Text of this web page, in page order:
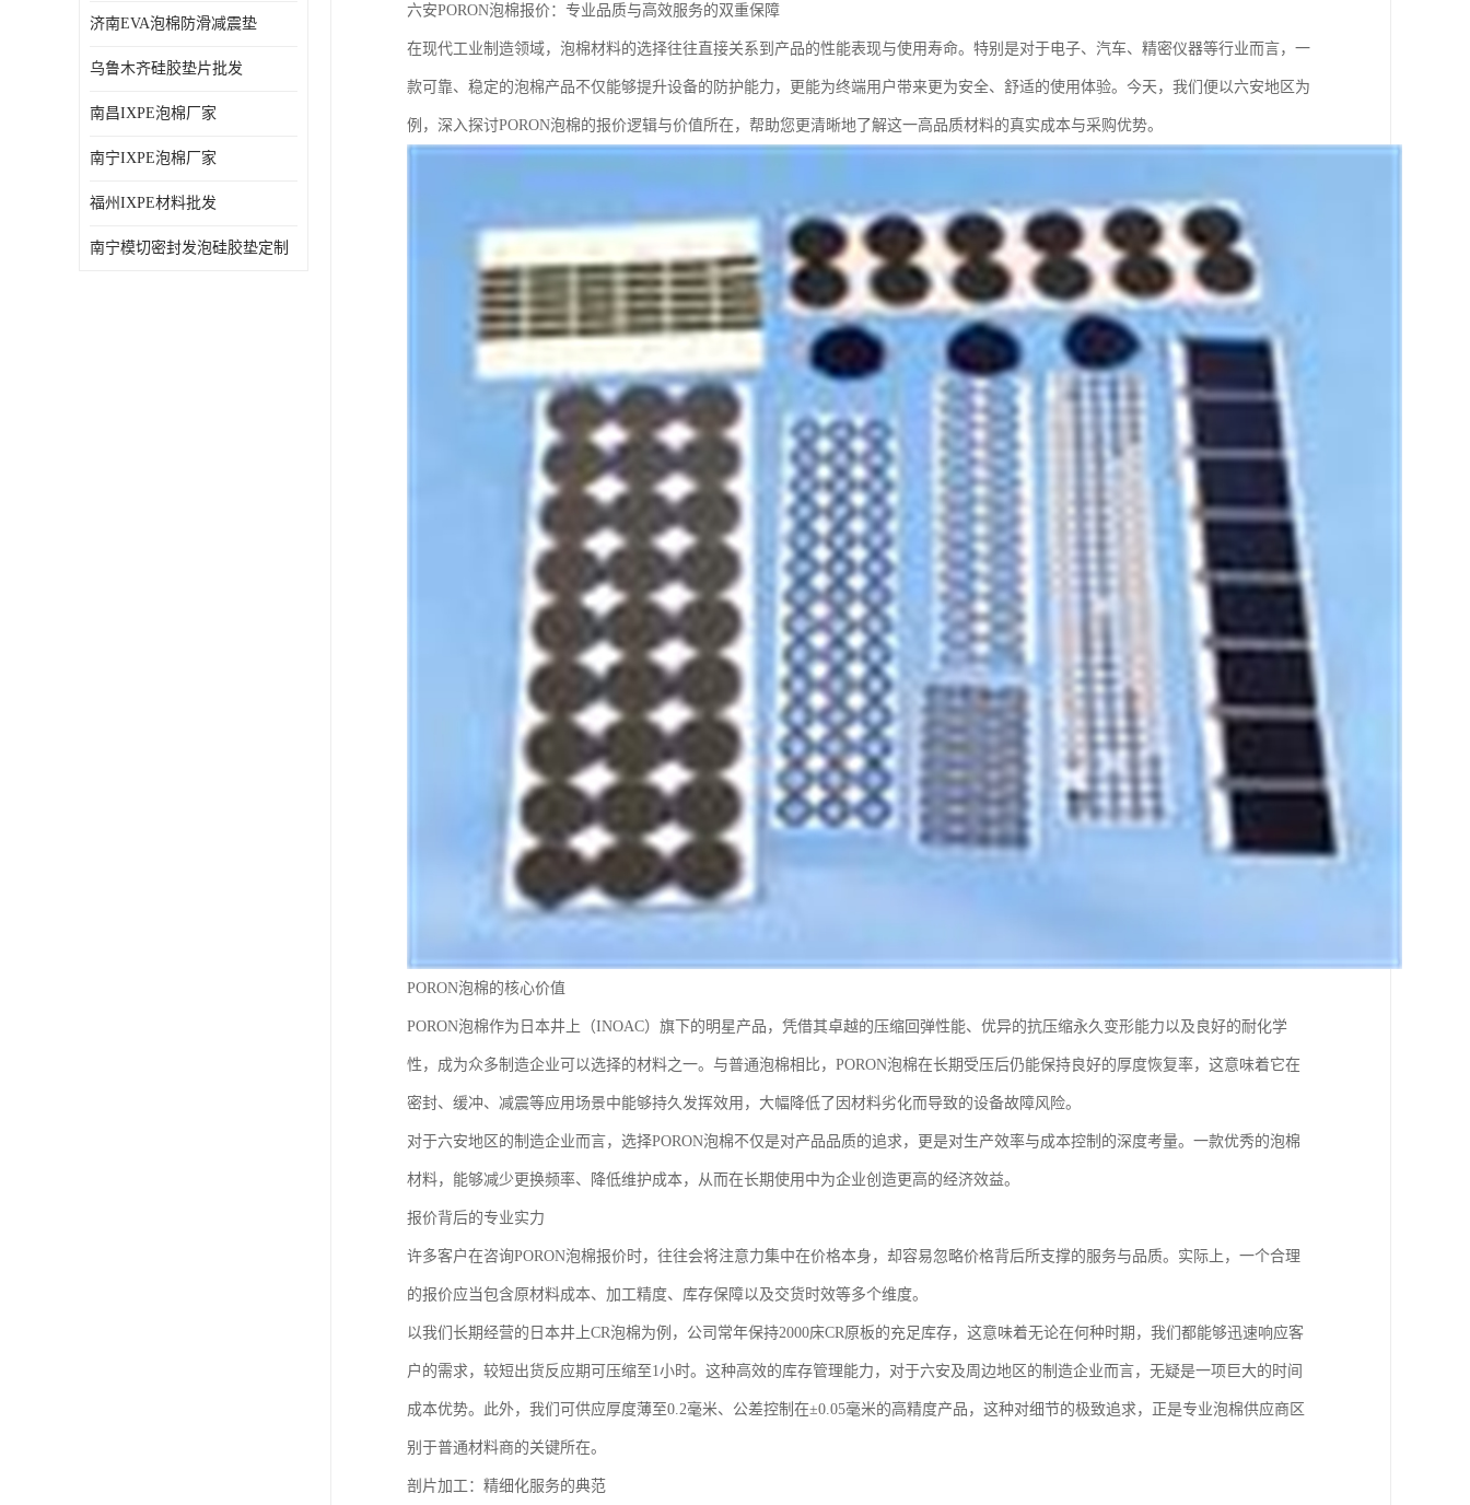
济南EVA泡棉防滑减震垫
乌鲁木齐硅胶垫片批发
南昌IXPE泡棉厂家
南宁IXPE泡棉厂家
福州IXPE材料批发
南宁模切密封发泡硅胶垫定制
六安PORON泡棉报价：专业品质与高效服务的双重保障
在现代工业制造领域，泡棉材料的选择往往直接关系到产品的性能表现与使用寿命。特别是对于电子、汽车、精密仪器等行业而言，一
款可靠、稳定的泡棉产品不仅能够提升设备的防护能力，更能为终端用户带来更为安全、舒适的使用体验。今天，我们便以六安地区为
例，深入探讨PORON泡棉的报价逻辑与价值所在，帮助您更清晰地了解这一高品质材料的真实成本与采购优势。
PORON泡棉的核心价值
PORON泡棉作为日本井上（INOAC）旗下的明星产品，凭借其卓越的压缩回弹性能、优异的抗压缩永久变形能力以及良好的耐化学
性，成为众多制造企业可以选择的材料之一。与普通泡棉相比，PORON泡棉在长期受压后仍能保持良好的厚度恢复率，这意味着它在
密封、缓冲、减震等应用场景中能够持久发挥效用，大幅降低了因材料劣化而导致的设备故障风险。
对于六安地区的制造企业而言，选择PORON泡棉不仅是对产品品质的追求，更是对生产效率与成本控制的深度考量。一款优秀的泡棉
材料，能够减少更换频率、降低维护成本，从而在长期使用中为企业创造更高的经济效益。
报价背后的专业实力
许多客户在咨询PORON泡棉报价时，往往会将注意力集中在价格本身，却容易忽略价格背后所支撑的服务与品质。实际上，一个合理
的报价应当包含原材料成本、加工精度、库存保障以及交货时效等多个维度。
以我们长期经营的日本井上CR泡棉为例，公司常年保持2000床CR原板的充足库存，这意味着无论在何种时期，我们都能够迅速响应客
户的需求，较短出货反应期可压缩至1小时。这种高效的库存管理能力，对于六安及周边地区的制造企业而言，无疑是一项巨大的时间
成本优势。此外，我们可供应厚度薄至0.2毫米、公差控制在±0.05毫米的高精度产品，这种对细节的极致追求，正是专业泡棉供应商区
别于普通材料商的关键所在。
剖片加工：精细化服务的典范